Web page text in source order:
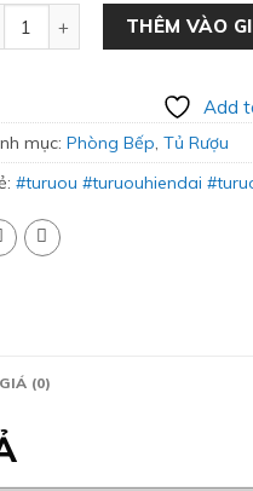
Rượu Gỗ Công Nghiệp
THÊM VÀO
Add
mục: Phòng Bếp, Tủ Rượu
#turuou #turuouhiendai
(0)